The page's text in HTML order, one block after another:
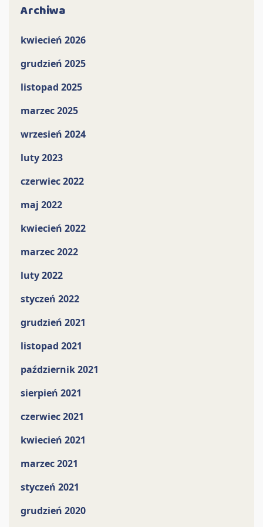
Archiwa
kwiecień 2026
grudzień 2025
listopad 2025
marzec 2025
wrzesień 2024
luty 2023
czerwiec 2022
maj 2022
kwiecień 2022
marzec 2022
luty 2022
styczeń 2022
grudzień 2021
listopad 2021
październik 2021
sierpień 2021
czerwiec 2021
kwiecień 2021
marzec 2021
styczeń 2021
grudzień 2020